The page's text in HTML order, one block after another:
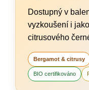
Dostupný v
vyzkoušení i
citrusového
Bergamot & citrusy
BIO certifikováno